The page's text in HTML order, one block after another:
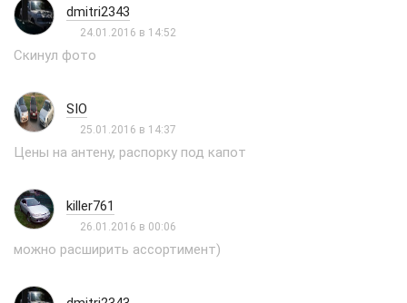
dmitri2343
24.01.2016 в 14:52
Скинул фото
SIO
25.01.2016 в 14:37
Цены на антену, распорку под капот
killer761
26.01.2016 в 00:06
можно расширить ассортимент)